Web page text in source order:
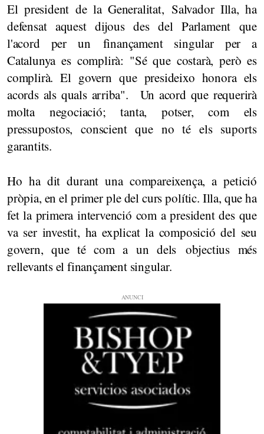
El president de la Generalitat, Salvador Illa, ha
defensat aquest dijous des del Parlament que
l'acord per un finançament singular per a
Catalunya es complirà: "Sé que costarà, però es
complirà. El govern que presideixo honora els
acords als quals arriba". Un acord que requerirà
molta negociació; tanta, potser, com els
pressupostos, conscient que no té els suports
garantits.
Ho ha dit durant una compareixença, a petició
pròpia, en el primer ple del curs polític. Illa, que ha
fet la primera intervenció com a president des que
va ser investit, ha explicat la composició del seu
govern, que té com a un dels objectius més
rellevants el finançament singular.